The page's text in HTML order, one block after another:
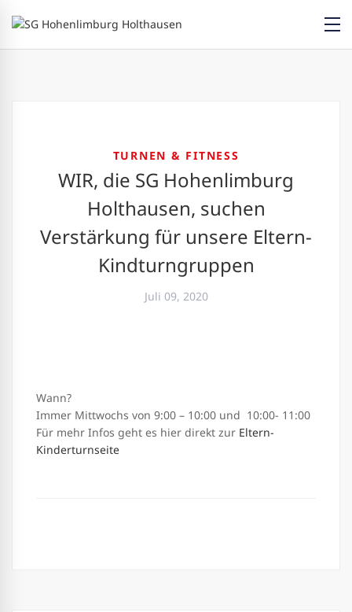
TURNEN & FITNESS
WIR, die SG Hohenlimburg
Holthausen, suchen
Verstärkung für unsere Eltern-
Kindturngruppen
Juli 09, 2020
Wann?
Immer Mittwochs von 9:00 – 10:00 und 10:00- 11:00
Für mehr Infos geht es hier direkt zur Eltern-
Kinderturnseite